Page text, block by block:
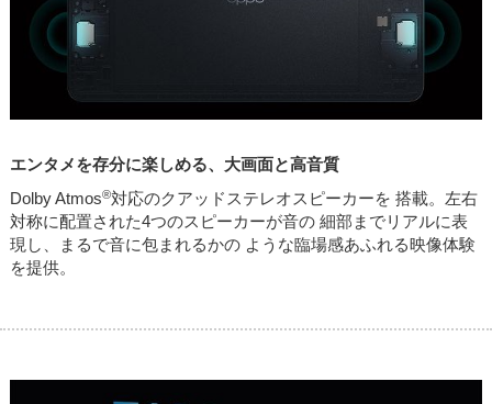
エンタメを存分に楽しめる、大画面と高音質
Dolby Atmos®対応のクアッドステレオスピーカーを 搭載。左右
対称に配置された4つのスピーカーが音の 細部までリアルに表
現し、まるで音に包まれるかの ような臨場感あふれる映像体験
を提供。